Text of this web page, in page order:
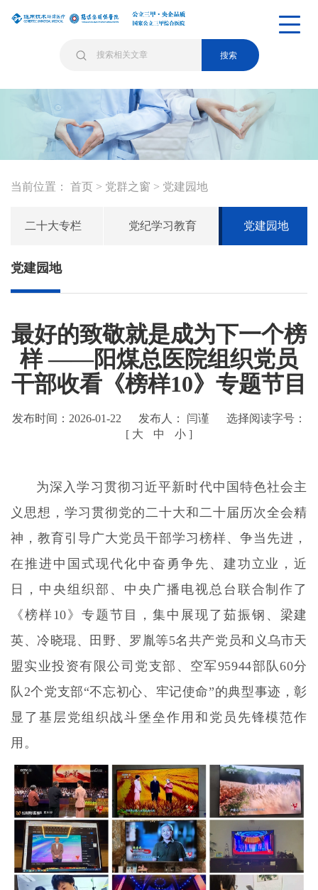
搜索
当前位置： 首页 > 党群之窗 > 党建园地
二十大专栏 党纪学习教育 党建园地
党建园地
最好的致敬就是成为下一个榜
样 ——阳煤总医院组织党员
干部收看《榜样10》专题节目
发布时间：2026-01-22 发布人： 闫谨
选择阅读字号：
[ 大 中 小 ]
为深入学习贯彻习近平新时代中国特色社会主
义思想，学习贯彻党的二十大和二十届历次全会精
神，教育引导广大党员干部学习榜样、争当先进，
在推进中国式现代化中奋勇争先、建功立业，近
日，中央组织部、中央广播电视总台联合制作了
《榜样10》专题节目，集中展现了茹振钢、梁建
英、冷晓琨、田野、罗胤等5名共产党员和义乌市天
盟实业投资有限公司党支部、空军95944部队60分
队2个党支部“不忘初心、牢记使命”的典型事迹，彰
显了基层党组织战斗堡垒作用和党员先锋模范作
用。